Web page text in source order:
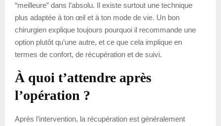
“meilleure” dans l’absolu. Il existe surtout une technique
plus adaptée à ton œil et à ton mode de vie. Un bon
chirurgien explique toujours pourquoi il recommande une
option plutôt qu’une autre, et ce que cela implique en
termes de confort, de récupération et de suivi.
À quoi t’attendre après
l’opération ?
Après l’intervention, la récupération est généralement